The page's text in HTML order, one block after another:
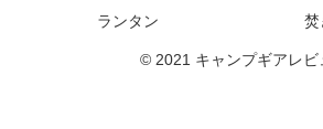
ランタン
焚
© 2021 キャンプギアレビ